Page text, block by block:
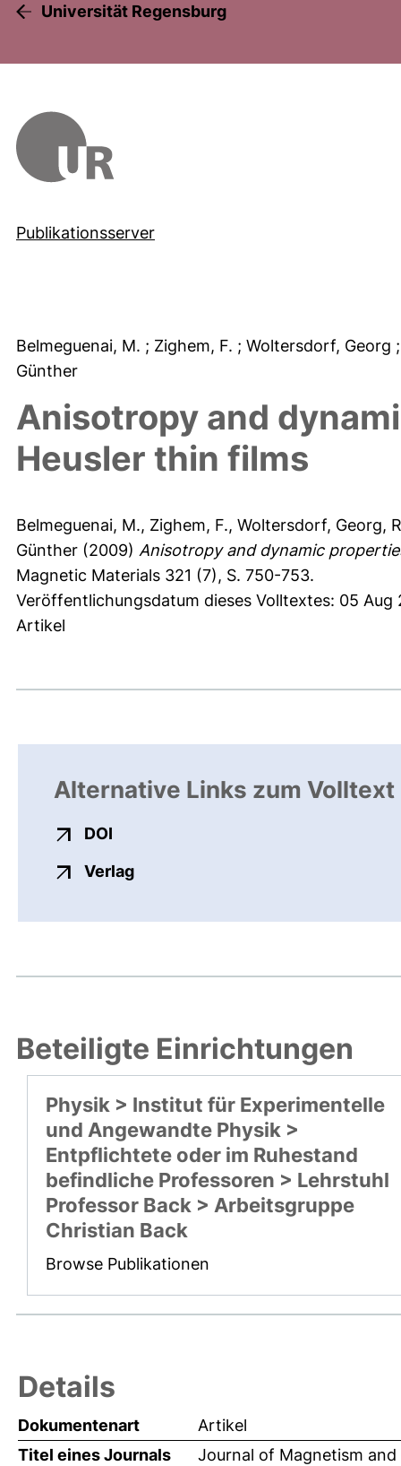
Universität Regensburg
Publikationsserver
Belmeguenai, M. ; Zighem, F. ; Woltersdorf, Georg
Günther
Anisotropy and
Heusler thin films
Belmeguenai, M., Zighem, F., Woltersdorf, Georg,
Günther (2009) Anisotropy and dynamic
Magnetic Materials 321 (7), S. 750-753.
Veröffentlichungsdatum dieses Volltextes: 05 Aug
Artikel
Alternative Links zum Volltext
DOI
Verlagexterner Link, öffnet neues
Beteiligte Einrichtungen
Physik > Institut für Experimentelle
und Angewandte Physik >
Entpflichtete oder im Ruhestand
befindliche Professoren > Lehrstuhl
Professor Back > Arbeitsgruppe
Christian Back
Browse Publikationen
Details
Dokumentenart
Artikel
Titel eines Journals
Journal of Magnetism